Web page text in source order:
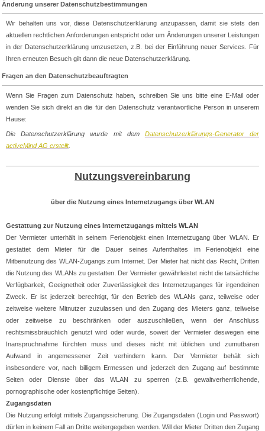
Änderung unserer Datenschutzbestimmungen
Wir behalten uns vor, diese Datenschutzerklärung anzupassen, damit sie stets den
aktuellen rechtlichen Anforderungen entspricht oder um Änderungen unserer Leistungen
in der Datenschutzerklärung umzusetzen, z.B. bei der Einführung neuer Services. Für
Ihren erneuten Besuch gilt dann die neue Datenschutzerklärung.
Fragen an den Datenschutzbeauftragten
Wenn Sie Fragen zum Datenschutz haben, schreiben Sie uns bitte eine E-Mail oder
wenden Sie sich direkt an die für den Datenschutz verantwortliche Person in unserem
Hause:
Die Datenschutzerklärung wurde mit dem Datenschutzerklärungs-Generator der
activeMind AG erstellt.
Nutzungsvereinbarung
über die Nutzung eines Internetzugangs über WLAN
Gestattung zur Nutzung eines Internetzugangs mittels WLAN
Der Vermieter unterhält in seinem Ferienobjekt einen Internetzugang über WLAN. Er
gestattet dem Mieter für die Dauer seines Aufenthaltes im Ferienobjekt eine
Mitbenutzung des WLAN-Zugangs zum Internet. Der Mieter hat nicht das Recht, Dritten
die Nutzung des WLANs zu gestatten. Der Vermieter gewährleistet nicht die tatsächliche
Verfügbarkeit, Geeignetheit oder Zuverlässigkeit des Internetzuganges für irgendeinen
Zweck. Er ist jederzeit berechtigt, für den Betrieb des WLANs ganz, teilweise oder
zeitweise weitere Mitnutzer zuzulassen und den Zugang des Mieters ganz, teilweise
oder zeitweise zu beschränken oder auszuschließen, wenn der Anschluss
rechtsmissbräuchlich genutzt wird oder wurde, soweit der Vermieter deswegen eine
Inanspruchnahme fürchten muss und dieses nicht mit üblichen und zumutbaren
Aufwand in angemessener Zeit verhindern kann. Der Vermieter behält sich
insbesondere vor, nach billigem Ermessen und jederzeit den Zugang auf bestimmte
Seiten oder Dienste über das WLAN zu sperren (z.B. gewaltverherrlichende,
pornographische oder kostenpflichtige Seiten).
Zugangsdaten
Die Nutzung erfolgt mittels Zugangssicherung. Die Zugangsdaten (Login und Passwort)
dürfen in keinem Fall an Dritte weitergegeben werden. Will der Mieter Dritten den Zugang